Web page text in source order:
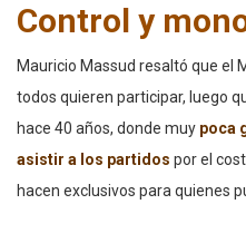
Control y
Mauricio Massud resaltó que el
todos quieren participar, luego
hace 40 años, donde muy poca
asistir a los partidos por el
hacen exclusivos para quienes